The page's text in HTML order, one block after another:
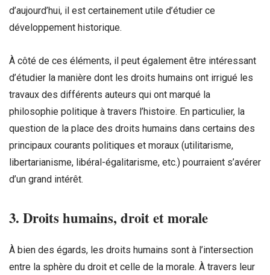
d’aujourd’hui, il est certainement utile d’étudier ce
développement historique.
À côté de ces éléments, il peut également être intéressant
d’étudier la manière dont les droits humains ont irrigué les
travaux des différents auteurs qui ont marqué la
philosophie politique à travers l’histoire. En particulier, la
question de la place des droits humains dans certains des
principaux courants politiques et moraux (utilitarisme,
libertarianisme, libéral-égalitarisme, etc.) pourraient s’avérer
d’un grand intérêt.
3. Droits humains, droit et morale
À bien des égards, les droits humains sont à l’intersection
entre la sphère du droit et celle de la morale. À travers leur